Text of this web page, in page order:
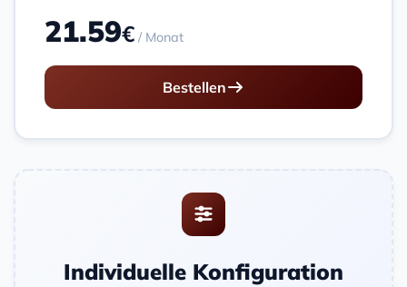
21.59€ / Monat
Bestellen
Individuelle Konfiguration